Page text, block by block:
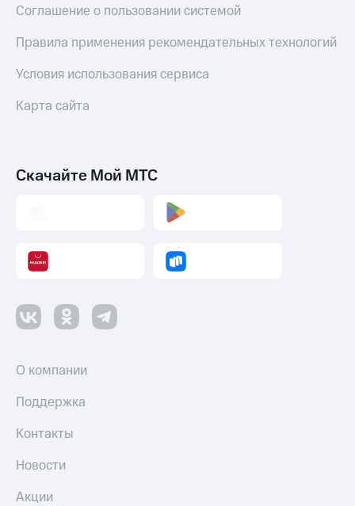
Соглашение о пользовании системой
Правила применения рекомендательных технологий
Условия использования сервиса
Карта сайта
Скачайте Мой МТС
О компании
Поддержка
Контакты
Новости
Акции